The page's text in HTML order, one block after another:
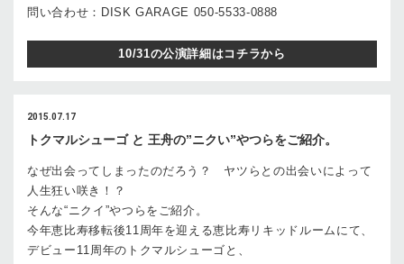
問い合わせ：DISK GARAGE 050-5533-0888
10/31の公演詳細はコチラから
2015.07.17
トクマルシューゴ と 王舟の”ニクい”やつらをご紹介。
なぜ出会ってしまったのだろう？ ヤツらとの出会いによって
人生狂い咲き！？
そんな“ニクイ”やつらをご紹介。
今年恵比寿移転後11周年を迎える恵比寿リキッドルームにて、
デビュー11周年のトクマルシューゴと、